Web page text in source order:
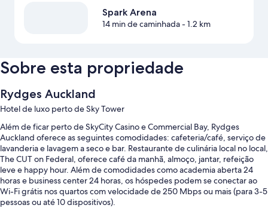
Spark Arena
14 min de caminhada- 1.2 km
Sobre esta propriedade
Rydges Auckland
Hotel de luxo perto de Sky Tower
Além de ficar perto de SkyCity Casino e Commercial Bay, Rydges
Auckland oferece as seguintes comodidades: cafeteria/café, serviço de
lavanderia e lavagem a seco e bar. Restaurante de culinária local no local,
The CUT on Federal, oferece café da manhã, almoço, jantar, refeição
leve e happy hour. Além de comodidades como academia aberta 24
horas e business center 24 horas, os hóspedes podem se conectar ao
Wi-Fi grátis nos quartos com velocidade de 250 Mbps ou mais (para 3-5
pessoas ou até 10 dispositivos).